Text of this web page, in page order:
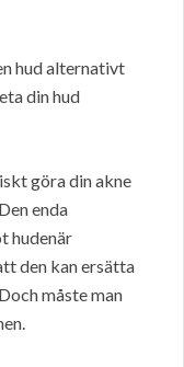
hud alternativt
din hud
göra din akne
enda
hudenär
den kan ersätta
måste man